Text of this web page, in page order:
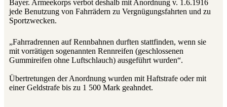
Bayer. Armeekorps verbot deshalb mit Anordnung v. 1.6.1916
jede Benutzung von Fahrrädern zu Vergnügungsfahrten und zu
Sportzwecken.
„Fahrradrennen auf Rennbahnen durften stattfinden, wenn sie
mit vorrätigen sogenannten Rennreifen (geschlossenen
Gummireifen ohne Luftschlauch) ausgeführt wurden“.
Übertretungen der Anordnung wurden mit Haftstrafe oder mit
einer Geldstrafe bis zu 1 500 Mark geahndet.